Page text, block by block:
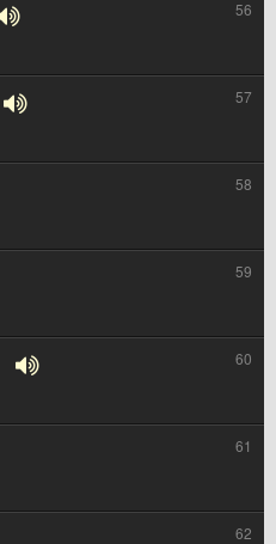
56
57
58
59
60
61
62